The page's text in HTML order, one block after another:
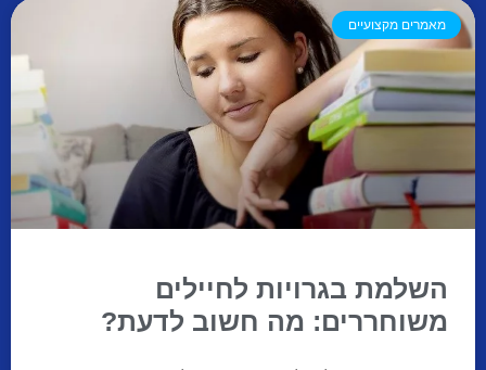
מאמרים מקצועיים
השלמת בגרויות לחיילים
משוחררים: מה חשוב לדעת?